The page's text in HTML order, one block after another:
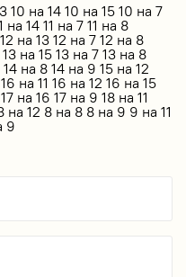
10 на 14 10 на 15 10 на 7
на 14 11 на 7 11 на 8
12 на 13 12 на 7 12 на 8
13 на 15 13 на 7 13 на 8
14 на 8 14 на 9 15 на 12
16 на 11 16 на 12 16 на 15
17 на 16 17 на 9 18 на 11
на 12 8 на 8 8 на 9 9 на 11
9